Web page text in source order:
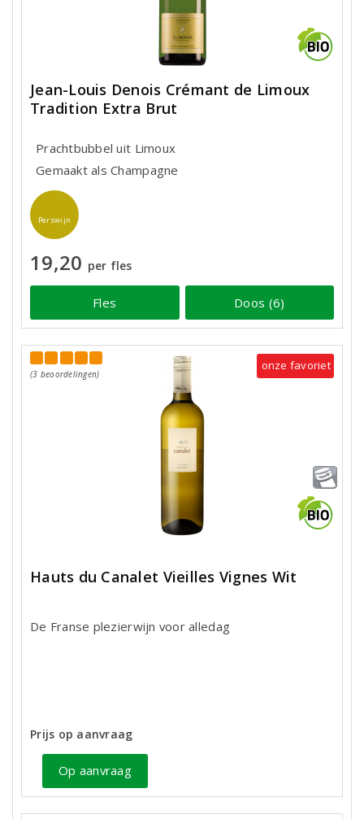
Jean-Louis Denois Crémant de Limoux
Tradition Extra Brut
Prachtbubbel uit Limoux
Gemaakt als Champagne
Perswijn
19,20 per fles
Fles Doos (6)
(3 beoordelingen)
onze favoriet
Hauts du Canalet Vieilles Vignes Wit
De Franse plezierwijn voor alledag
Prijs op aanvraag
Op aanvraag